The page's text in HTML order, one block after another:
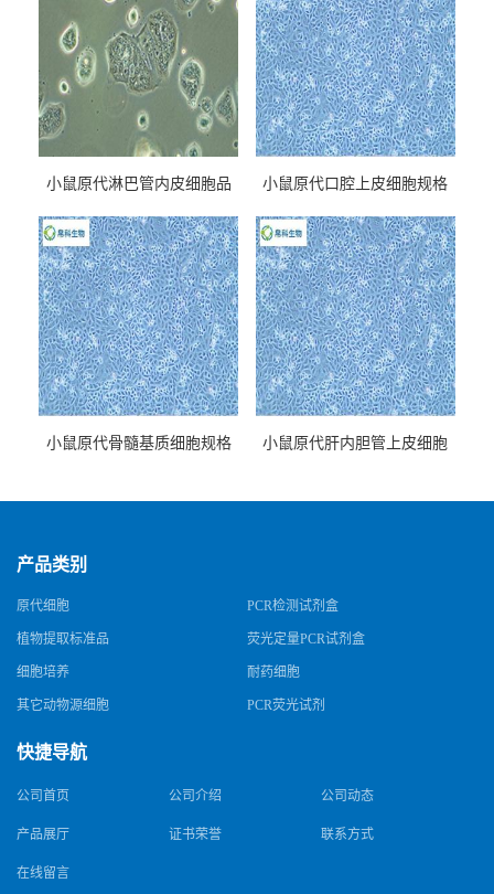
小鼠原代淋巴管内皮细胞品
小鼠原代口腔上皮细胞规格
小鼠原代骨髓基质细胞规格
小鼠原代肝内胆管上皮细胞
产品类别
原代细胞 PCR检测试剂盒
植物提取标准品 荧光定量PCR试剂盒
细胞培养 耐药细胞
其它动物源细胞 PCR荧光试剂
快捷导航
公司首页 公司介绍 公司动态
产品展厅 证书荣誉 联系方式
在线留言